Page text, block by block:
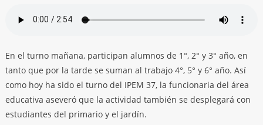
En el turno mañana, participan alumnos de 1°, 2° y 3° año, en
tanto que por la tarde se suman al trabajo 4°, 5° y 6° año. Así
como hoy ha sido el turno del IPEM 37, la funcionaria del área
educativa aseveró que la actividad también se desplegará con
estudiantes del primario y el jardín.